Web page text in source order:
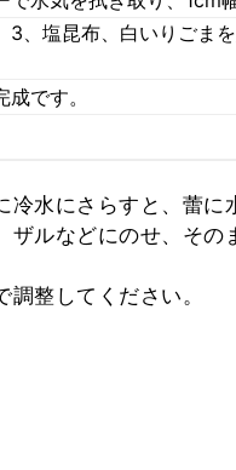
3、塩昆布、白いりごま
です。
水にさらすと、蕾に
ザルなどにのせ、その
整してください。